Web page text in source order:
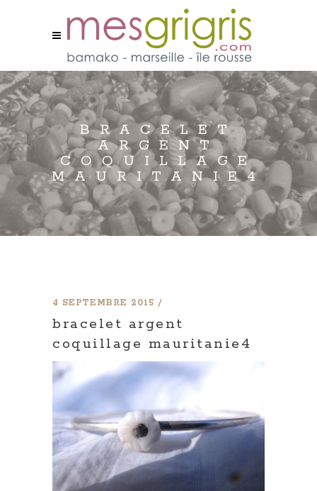
BRACELET
ARGENT
COQUILLAGE
MAURITANIE4
4 SEPTEMBRE 2015
bracelet argent
coquillage mauritanie4